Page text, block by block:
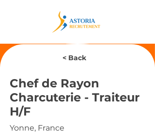
< Back
Chef de Rayon
Charcuterie - Traiteur
H/F
Yonne, France